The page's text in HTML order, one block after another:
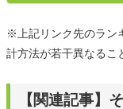
※上記リンク先のラン
計方法が若干異なるこ
【関連記事】